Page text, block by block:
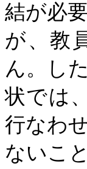
結が必
が、教
ん。し
状では
行なわ
ないこ